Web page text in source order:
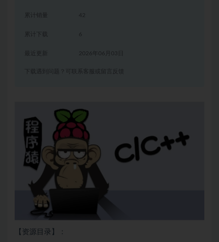
累计销量 42
累计下载 6
2026年06月03日
下载遇到问题？可联系客服或留言反馈
【资源目录】：